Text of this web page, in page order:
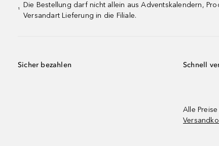
¹
Die Bestellung darf nicht allein aus Adventskalendern,
Versandart Lieferung in die Filiale.
Sicher bezahlen Schnell
Alle